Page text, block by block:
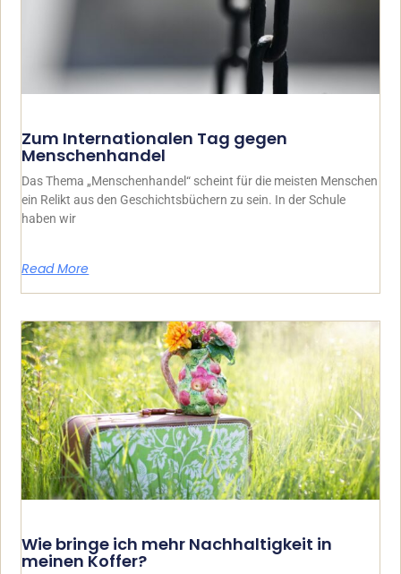
Zum Internationalen Tag gegen
Menschenhandel
Das Thema „Menschenhandel“ scheint für die meisten Menschen
ein Relikt aus den Geschichtsbüchern zu sein. In der Schule
haben wir
Read More
Wie bringe ich mehr Nachhaltigkeit in
meinen Koffer?